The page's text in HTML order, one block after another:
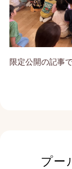
限定公開の記事
プー